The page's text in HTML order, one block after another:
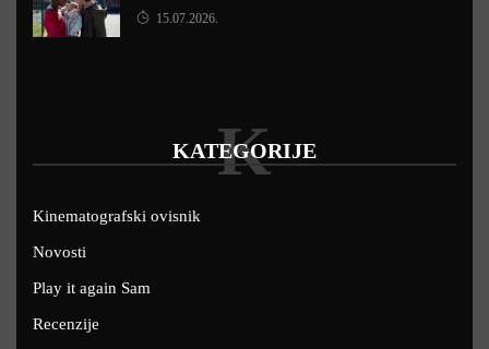
15.07.2026.
KATEGORIJE
K
Kinematografski ovisnik
Novosti
Play it again Sam
Recenzije